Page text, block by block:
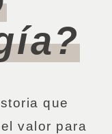
que
valor para